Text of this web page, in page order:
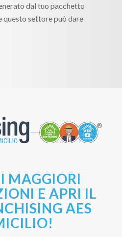
dal tuo pacchetto
questo settore può dare
MAGGIORI
E APRI IL
AES